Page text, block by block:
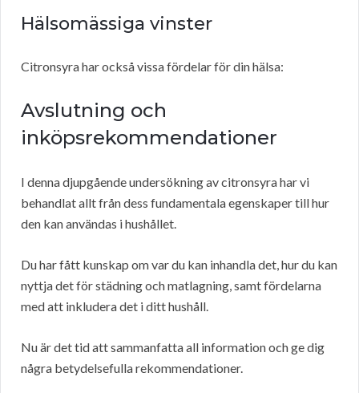
Hälsomässiga vinster
Citronsyra har också vissa fördelar för din hälsa:
Avslutning och
inköpsrekommendationer
I denna djupgående undersökning av citronsyra har vi
behandlat allt från dess fundamentala egenskaper till hur
den kan användas i hushållet.
Du har fått kunskap om var du kan inhandla det, hur du kan
nyttja det för städning och matlagning, samt fördelarna
med att inkludera det i ditt hushåll.
Nu är det tid att sammanfatta all information och ge dig
några betydelsefulla rekommendationer.